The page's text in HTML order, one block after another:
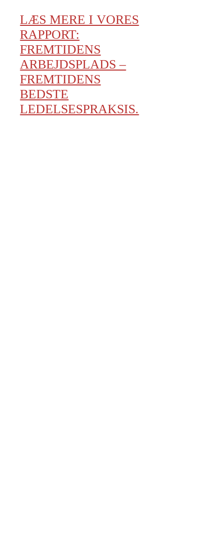
LÆS MERE I VORES
RAPPORT:
FREMTIDENS
ARBEJDSPLADS –
FREMTIDENS
BEDSTE
LEDELSESPRAKSIS.